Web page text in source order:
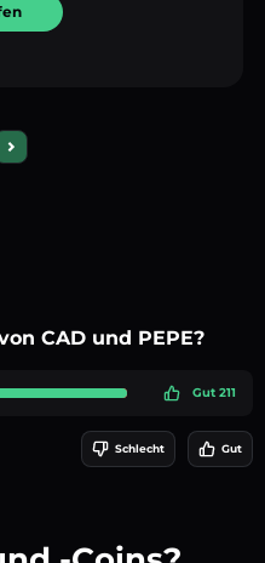
slide
Next slide
CAD und PEPE?
Gut 211
Schlecht Gut